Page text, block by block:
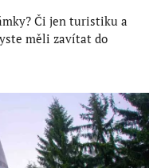
Či jen turistiku a
měli zavítat do